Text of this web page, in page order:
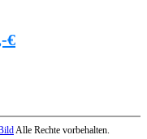
€
Alle Rechte vorbehalten.